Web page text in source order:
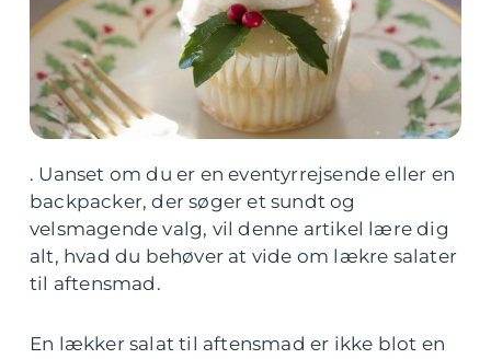
. Uanset om du er en eventyrrejsende eller en
backpacker, der søger et sundt og
velsmagende valg, vil denne artikel lære dig
alt, hvad du behøver at vide om lækre salater
til aftensmad.
En lækker salat til aftensmad er ikke blot en